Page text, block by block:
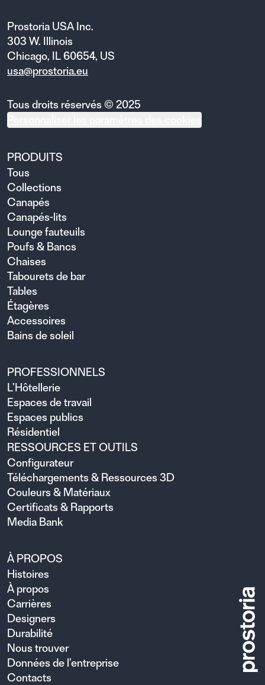
Prostoria USA Inc.
303 W. Illinois
Chicago, IL 60654, US
usa@prostoria.eu
Tous droits réservés © 2025
PRODUITS
Tous
Collections
Canapés
Canapés-lits
Lounge fauteuils
Poufs & Bancs
Chaises
Tabourets de bar
Tables
Étagères
Accessoires
Bains de soleil
PROFESSIONNELS
L’Hôtellerie
Espaces de travail
Espaces publics
Résidentiel
RESSOURCES ET OUTILS
Configurateur
Téléchargements & Ressources 3D
Couleurs & Matériaux
Certificats & Rapports
Media Bank
À PROPOS
Histoires
À propos
Carrières
Designers
Durabilité
Nous trouver
Données de l’entreprise
Contacts